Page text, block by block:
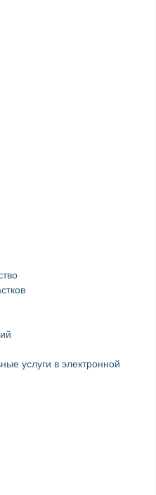
услуги в электронной